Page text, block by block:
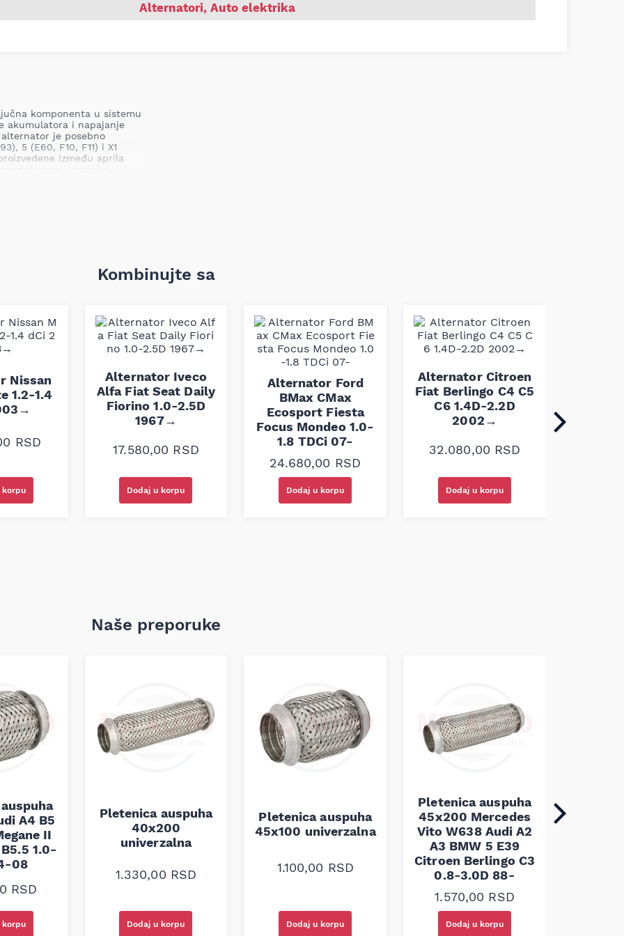
Alternatori, Auto elektrika
komponenta u sistemu
akumulatora i napajanje
je posebno
5 (E60, F10, F11) i X1
između aprila
rezultirati problemima
sistema.
broja okretaja
se da se kompatibilnost
jer je to jedini siguran
Kombinujte sa
Nissan
1.2-1.4
RSD
korpu
Alternator Iveco
Alfa Fiat Seat Daily
Fiorino 1.0-2.5D
1967→
17.580,00 RSD
Dodaj u korpu
Alternator Ford
BMax CMax
Ecosport Fiesta
Focus Mondeo 1.0-
1.8 TDCi 07-
24.680,00 RSD
Dodaj u korpu
Alternator Citroen
Fiat Berlingo C4 C5
C6 1.4D-2.2D
2002→
32.080,00 RSD
Dodaj u korpu
Naše preporuke
A4 B5
II
1.0-
08
RSD
korpu
Pletenica auspuha
40x200
univerzalna
1.330,00 RSD
Dodaj u korpu
Pletenica auspuha
45x100 univerzalna
1.100,00 RSD
Dodaj u korpu
Pletenica auspuha
45x200 Mercedes
Vito W638 Audi A2
A3 BMW 5 E39
Citroen Berlingo C3
0.8-3.0D 88-
1.570,00 RSD
Dodaj u korpu